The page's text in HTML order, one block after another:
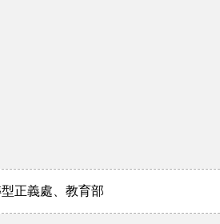
正義處、教育部